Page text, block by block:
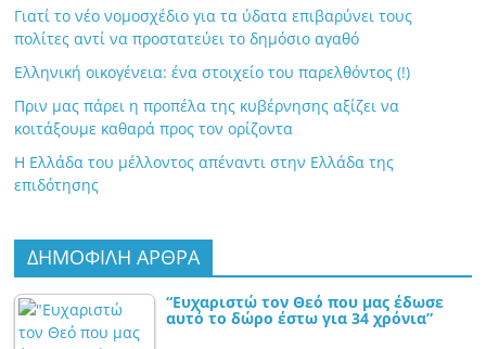
Γιατί το νέο νομοσχέδιο για τα ύδατα επιβαρύνει τους
πολίτες αντί να προστατεύει το δημόσιο αγαθό
Ελληνική οικογένεια: ένα στοιχείο του παρελθόντος (!)
Πριν μας πάρει η προπέλα της κυβέρνησης αξίζει να
κοιτάξουμε καθαρά προς τον ορίζοντα
Η Ελλάδα του μέλλοντος απέναντι στην Ελλάδα της
επιδότησης
ΔΗΜΟΦΙΛΗ ΑΡΘΡΑ
“Ευχαριστώ τον Θεό που μας έδωσε
αυτό το δώρο έστω για 34 χρόνια”